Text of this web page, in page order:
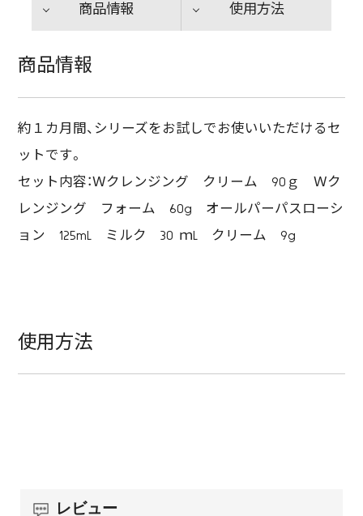
商品情報 使用方法
商品情報
約１カ月間、シリーズをお試しでお使いいただけるセ
ットです。
セット内容：Ｗクレンジング クリーム 90ｇ Ｗク
レンジング フォーム 60g オールパーパスローシ
ョン 125mL ミルク 30 ｍL クリーム 9g
使用方法
レビュー